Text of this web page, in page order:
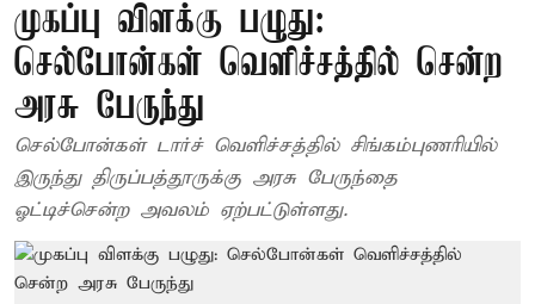
முகப்பு விளக்கு பழுது:
செல்போன்கள் வெளிச்சத்தில் சென்ற
அரசு பேருந்து
செல்போன்கள் டார்ச் வெளிச்சத்தில் சிங்கம்புணரியில்
இருந்து திருப்பத்தூருக்கு அரசு பேருந்தை
ஓட்டிச்சென்ற அவலம் ஏற்பட்டுள்ளது.